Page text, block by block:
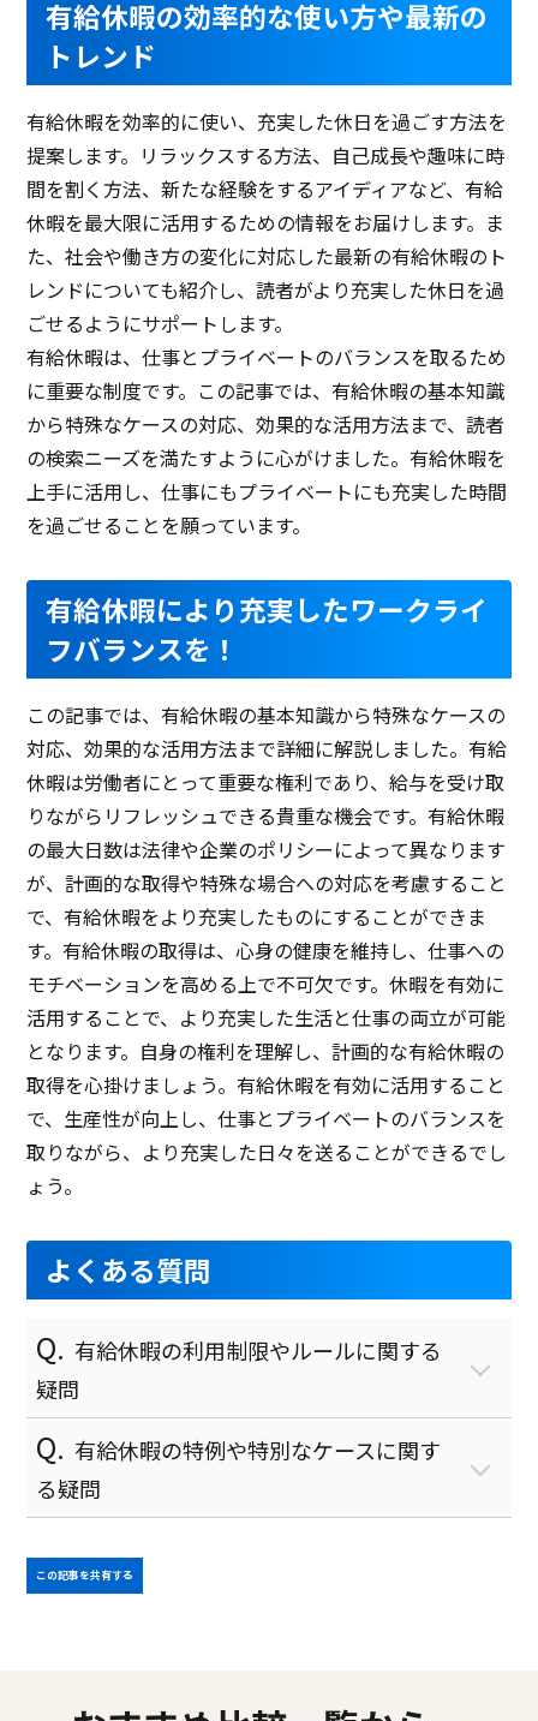
有給休暇の効率的な使い方や最新の
トレンド
有給休暇を効率的に使い、充実した休日を過ごす方法を
提案します。リラックスする方法、自己成長や趣味に時
間を割く方法、新たな経験をするアイディアなど、有給
休暇を最大限に活用するための情報をお届けします。ま
た、社会や働き方の変化に対応した最新の有給休暇のト
レンドについても紹介し、読者がより充実した休日を過
ごせるようにサポートします。
有給休暇は、仕事とプライベートのバランスを取るため
に重要な制度です。この記事では、有給休暇の基本知識
から特殊なケースの対応、効果的な活用方法まで、読者
の検索ニーズを満たすように心がけました。有給休暇を
上手に活用し、仕事にもプライベートにも充実した時間
を過ごせることを願っています。
有給休暇により充実したワークライ
フバランスを！
この記事では、有給休暇の基本知識から特殊なケースの
対応、効果的な活用方法まで詳細に解説しました。有給
休暇は労働者にとって重要な権利であり、給与を受け取
りながらリフレッシュできる貴重な機会です。有給休暇
の最大日数は法律や企業のポリシーによって異なります
が、計画的な取得や特殊な場合への対応を考慮すること
で、有給休暇をより充実したものにすることができま
す。有給休暇の取得は、心身の健康を維持し、仕事への
モチベーションを高める上で不可欠です。休暇を有効に
活用することで、より充実した生活と仕事の両立が可能
となります。自身の権利を理解し、計画的な有給休暇の
取得を心掛けましょう。有給休暇を有効に活用すること
で、生産性が向上し、仕事とプライベートのバランスを
取りながら、より充実した日々を送ることができるでし
ょう。
よくある質問
有給休暇の利用制限やルールに関する
疑問
有給休暇の特例や特別なケースに関す
る疑問
この記事を共有する